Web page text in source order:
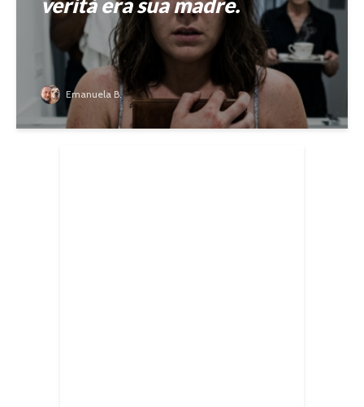
verità era sua madre.
Emanuela B.